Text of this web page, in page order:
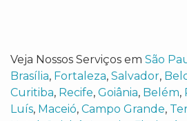
Veja Nossos Serviços em São
Brasília, Fortaleza, Salvador,
Curitiba, Recife, Goiânia, Belém,
Luís, Maceió, Campo Grande,